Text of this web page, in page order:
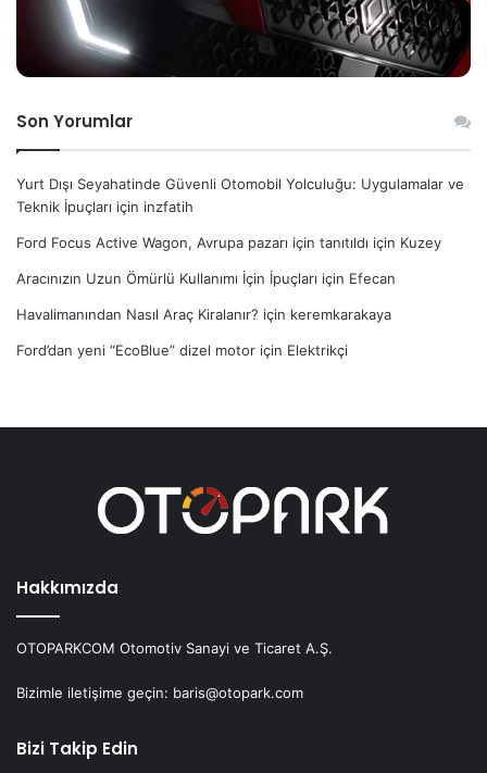
Son Yorumlar
Yurt Dışı Seyahatinde Güvenli Otomobil Yolculuğu: Uygulamalar ve
Teknik İpuçları için inzfatih
Ford Focus Active Wagon, Avrupa pazarı için tanıtıldı için Kuzey
Aracınızın Uzun Ömürlü Kullanımı İçin İpuçları için Efecan
Havalimanından Nasıl Araç Kiralanır? için keremkarakaya
Ford’dan yeni “EcoBlue” dizel motor için Elektrikçi
Hakkımızda
OTOPARKCOM Otomotiv Sanayi ve Ticaret A.Ş.
Bizimle iletişime geçin: baris@otopark.com
Bizi Takip Edin